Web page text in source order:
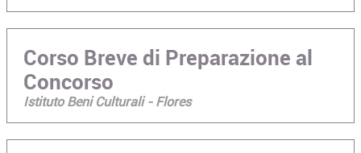
Corso Breve di Preparazione al
Concorso
Istituto Beni Culturali - Flores